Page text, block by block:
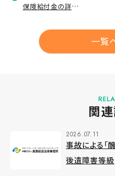
保険給付金の詳細解
残った方のための介
護（補償）給付とは
一覧
関
2026.07.11
事故による「
後遺障害等級